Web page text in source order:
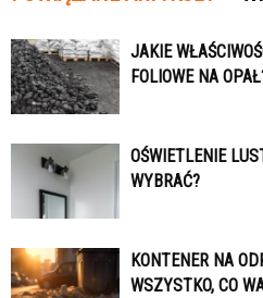
JAKIE
FOLIOWE NA
OŚWIETLENIE
WYBRAĆ?
KONTENER NA
WSZYSTKO, CO